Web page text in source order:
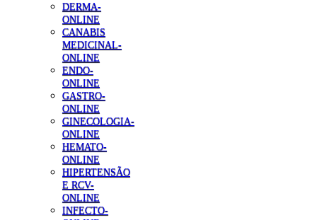
DERMA-
ONLINE
CANABIS
MEDICINAL-
ONLINE
ENDO-
ONLINE
GASTRO-
ONLINE
GINECOLOGIA-
ONLINE
HEMATO-
ONLINE
HIPERTENSÃO
E RCV-
ONLINE
INFECTO-